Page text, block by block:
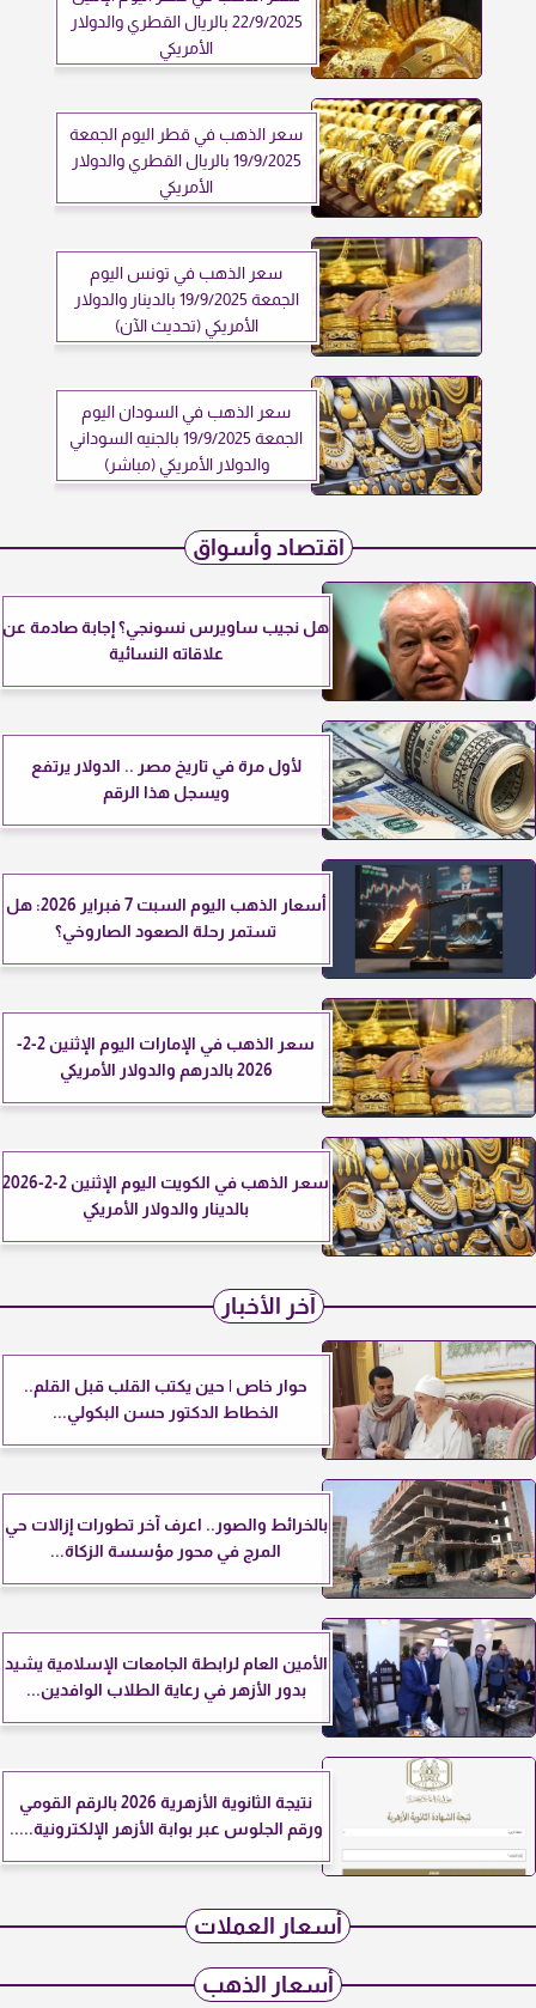
22/9/2025 بالريال القطري والدولار
الأمريكي
سعر الذهب في قطر اليوم الجمعة
19/9/2025 بالريال القطري والدولار
الأمريكي
سعر الذهب في تونس اليوم
الجمعة 19/9/2025 بالدينار والدولار
الأمريكي (تحديث الآن)
سعر الذهب في السودان اليوم
الجمعة 19/9/2025 بالجنيه السوداني
والدولار الأمريكي (مباشر)
اقتصاد وأسواق
هل نجيب ساويرس نسونجي؟ إجابة صادمة عن
علاقاته النسائية
لأول مرة في تاريخ مصر .. الدولار يرتفع
ويسجل هذا الرقم
أسعار الذهب اليوم السبت 7 فبراير 2026: هل
تستمر رحلة الصعود الصاروخي؟
سعر الذهب في الإمارات اليوم الإثنين 2-2-
2026 بالدرهم والدولار الأمريكي
سعر الذهب في الكويت اليوم الإثنين 2-2-2026
بالدينار والدولار الأمريكي
آخر الأخبار
حوار خاص | حين يكتب القلب قبل القلم..
الخطاط الدكتور حسن البكولي...
بالخرائط والصور.. اعرف آخر تطورات إزالات حي
المرج في محور مؤسسة الزكاة...
الأمين العام لرابطة الجامعات الإسلامية يشيد
بدور الأزهر في رعاية الطلاب الوافدين...
نتيجة الثانوية الأزهرية 2026 بالرقم القومي
ورقم الجلوس عبر بوابة الأزهر الإلكترونية.....
أسعار العملات
أسعار الذهب